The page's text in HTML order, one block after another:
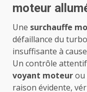
moteur
Une surchauffe
défaillance du
insuffisante à cause
Un contrôle attentif
voyant moteurou
raison évidente,